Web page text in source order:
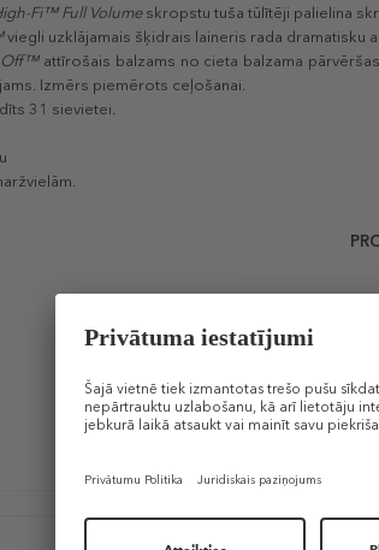
Fi™ Full Volumeskropstu tuša tūlītēji palielina
viegli uzklājamais šķidrais laineris rada dramatisku
Off™attīrošais balzams no cieta balzama
Izmērs piemērots ceļošanai.
31 sievietei.